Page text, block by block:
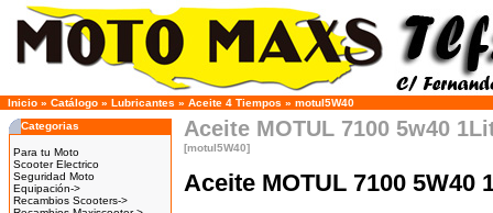
Inicio » Catálogo » Lubricantes » Aceite 4 Tiempos » motul5W40
Categorias
Para tu Moto
Scooter Electrico
Seguridad Moto
Equipación->
Recambios Scooters->
Aceite MOTUL 7100 5w40
[motul5W40]
Aceite MOTUL 7100 5W40